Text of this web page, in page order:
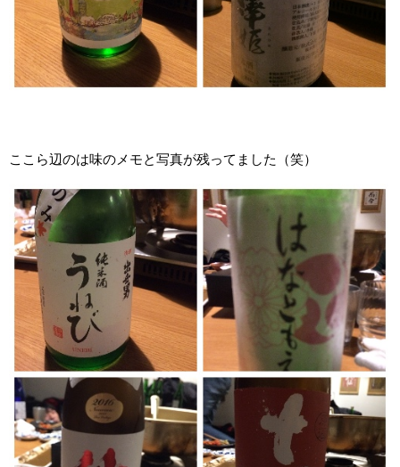
ここら辺のは味のメモと写真が残ってました（笑）